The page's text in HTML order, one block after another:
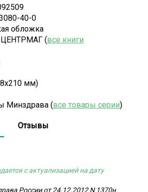
40-0
обложка
ЦЕНТРМАГ (все книги
мм)
Минздрава (все товары серии)
Отзывы
с актуализацией на дату
России от 24.12.2012 N 1370н